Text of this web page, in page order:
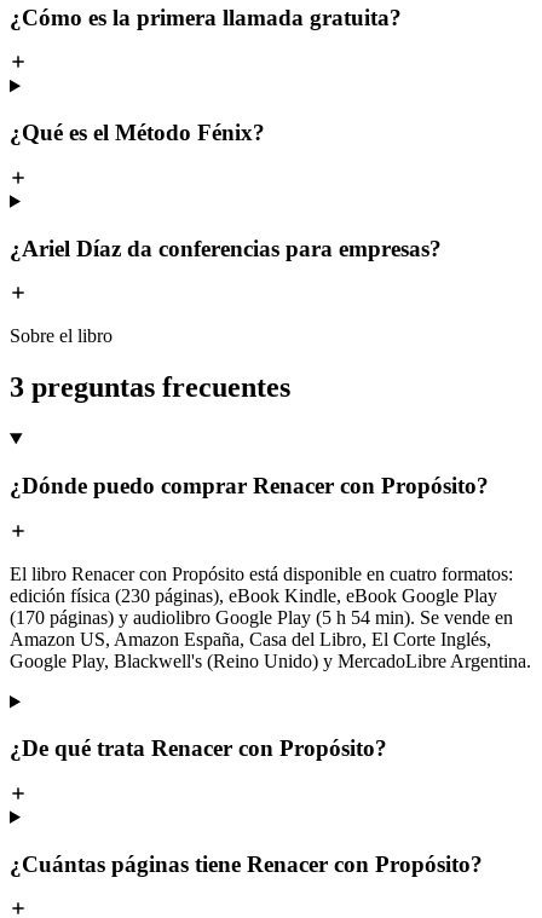
¿Cómo es la primera llamada gratuita?
¿Qué es el Método Fénix?
¿Ariel Díaz da conferencias para empresas?
Sobre el libro
3 preguntas frecuentes
¿Dónde puedo comprar Renacer con Propósito?
El libro Renacer con Propósito está disponible en cuatro formatos:
edición física (230 páginas), eBook Kindle, eBook Google Play
(170 páginas) y audiolibro Google Play (5 h 54 min). Se vende en
Amazon US, Amazon España, Casa del Libro, El Corte Inglés,
Google Play, Blackwell's (Reino Unido) y MercadoLibre Argentina.
¿De qué trata Renacer con Propósito?
¿Cuántas páginas tiene Renacer con Propósito?